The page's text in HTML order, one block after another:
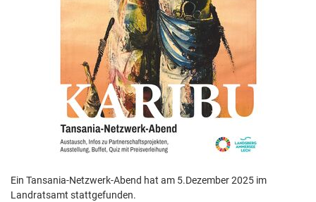
Ein Tansania-Netzwerk-Abend hat am 5.Dezember 2025 im
Landratsamt stattgefunden.